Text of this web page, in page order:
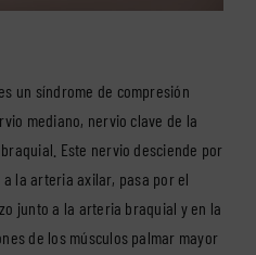
un síndrome de compresión
mediano, nervio clave de la
Este nervio desciende por
la arteria axilar, pasa por el
junto a la arteria braquial y en la
de los músculos palmar mayor